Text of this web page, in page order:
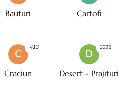
Bauturi Cartofi
C
Craciun
413
D
Desert - Prajituri
1095